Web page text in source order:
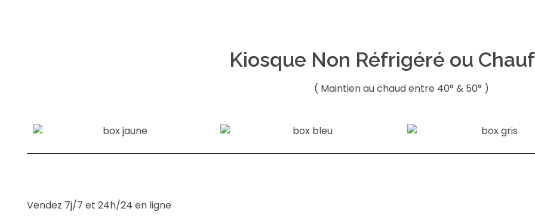
Kiosque Non Réfrigéré ou
( Maintien au chaud entre 40° & 50° )
Vendez 7j/7 et 24h/24 en ligne